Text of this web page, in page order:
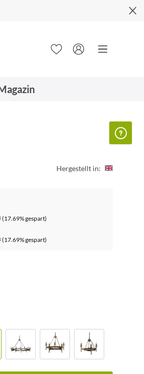
Hergestellt in:
(17.69% gespart)
(17.69% gespart)